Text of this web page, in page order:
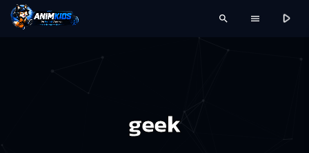
search menu play_arrow
geek